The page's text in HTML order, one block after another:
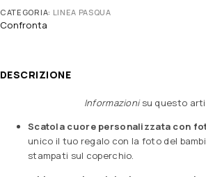
CATEGORIA: LINEA PASQUA
Confronta
DESCRIZIONE
Informazionisu questo
Scatola cuore personalizzata con
unico il tuo regalo con la foto del
stampati sul coperchio.